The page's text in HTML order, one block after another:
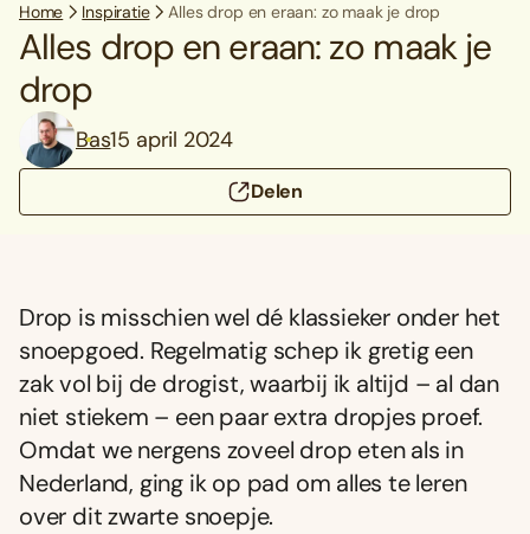
Home Inspiratie Alles drop en eraan: zo maak je drop
Alles drop en eraan: zo maak je
drop
Bas15 april 2024
Delen
Drop is misschien wel dé klassieker onder het
snoepgoed. Regelmatig schep ik gretig een
zak vol bij de drogist, waarbij ik altijd – al dan
niet stiekem – een paar extra dropjes proef.
Omdat we nergens zoveel drop eten als in
Nederland, ging ik op pad om alles te leren
over dit zwarte snoepje.